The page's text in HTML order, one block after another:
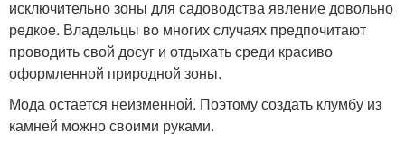
исключительно зоны для садоводства явление довольно
редкое. Владельцы во многих случаях предпочитают
проводить свой досуг и отдыхать среди красиво
оформленной природной зоны.
Мода остается неизменной. Поэтому создать клумбу из
камней можно своими руками.